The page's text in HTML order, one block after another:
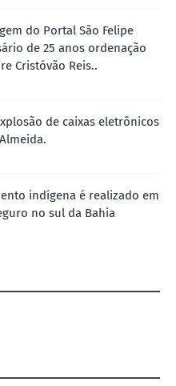
do Portal São Felipe
de 25 anos ordenação
Cristóvão Reis..
de caixas eletrônicos
indígena é realizado em
no sul da Bahia